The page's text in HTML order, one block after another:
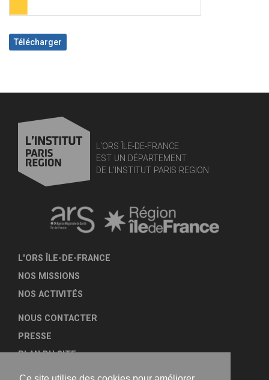
Télécharger
L'ORS ÎLE-DE-FRANCE
EST UN DÉPARTEMENT
DE L'INSTITUT PARIS REGION
L'ORS ÎLE-DE-FRANCE
NOS MISSIONS
NOS ACTIVITÉS
NOUS CONTACTER
PRESSE
PLAN DU SITE
MENTIONS LÉGALES